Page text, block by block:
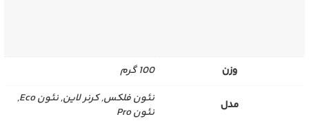
وزن 100 گرم
مدل
نئون فلکس, کرنر لاین, نئون Eco,
نئون Pro